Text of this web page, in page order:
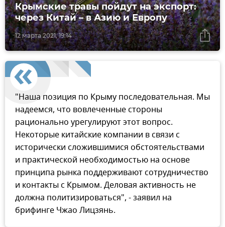
12 марта 2021, 19:14
Крымские травы пойдут на экспорт:
через Китай – в Азию и Европу
"Наша позиция по Крыму последовательная. Мы
надеемся, что вовлеченные стороны
рационально урегулируют этот вопрос.
Некоторые китайские компании в связи с
исторически сложившимися обстоятельствами
и практической необходимостью на основе
принципа рынка поддерживают сотрудничество
и контакты с Крымом. Деловая активность не
должна политизироваться", - заявил на
брифинге Чжао Лицзянь.